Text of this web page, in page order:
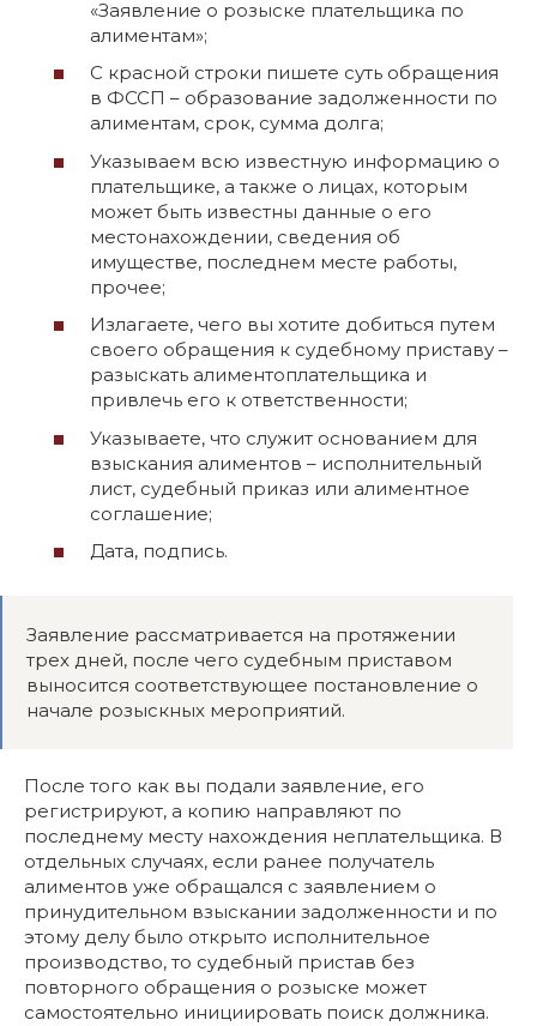
«Заявление о розыске плательщика по
алиментам»;
С красной строки пишете суть обращения
в ФССП – образование задолженности по
алиментам, срок, сумма долга;
Указываем всю известную информацию о
плательщике, а также о лицах, которым
может быть известны данные о его
местонахождении, сведения об
имуществе, последнем месте работы,
прочее;
Излагаете, чего вы хотите добиться путем
своего обращения к судебному приставу –
разыскать алиментоплательщика и
привлечь его к ответственности;
Указываете, что служит основанием для
взыскания алиментов – исполнительный
лист, судебный приказ или алиментное
соглашение;
Дата, подпись.
Заявление рассматривается на протяжении
трех дней, после чего судебным приставом
выносится соответствующее постановление о
начале розыскных мероприятий.
После того как вы подали заявление, его
регистрируют, а копию направляют по
последнему месту нахождения неплательщика. В
отдельных случаях, если ранее получатель
алиментов уже обращался с заявлением о
принудительном взыскании задолженности и по
этому делу было открыто исполнительное
производство, то судебный пристав без
повторного обращения о розыске может
самостоятельно инициировать поиск должника.